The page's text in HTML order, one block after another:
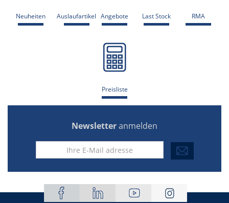
Neuheiten Auslaufartikel Angebote Last Stock RMA
Preisliste
Newsletteranmelden